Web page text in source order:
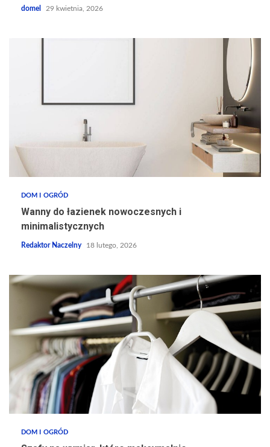
domel 29 kwietnia, 2026
DOM I OGRÓD
Wanny do łazienek nowoczesnych i
minimalistycznych
Redaktor Naczelny 18 lutego, 2026
DOM I OGRÓD